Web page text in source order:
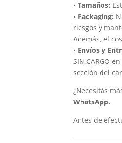
•Tamaños:
• Packaging:
riesgos y
Además, el
• Envíos y
SIN CARGO
sección del
¿Necesitás
WhatsApp.
Antes de